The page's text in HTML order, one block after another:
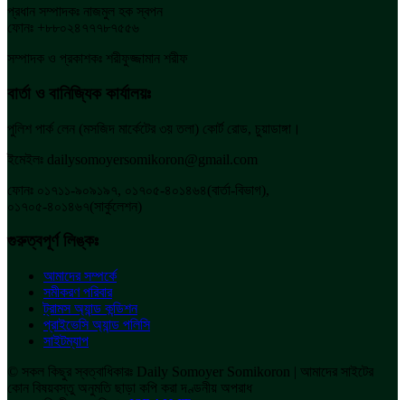
প্রধান সম্পাদকঃ নাজমুল হক স্বপন
ফোনঃ +৮৮০২৪৭৭৭৮৭৫৫৬
সম্পাদক ও প্রকাশকঃ শরীফুজ্জামান শরীফ
বার্তা ও বানিজ্যিক কার্যালয়ঃ
পুলিশ পার্ক লেন (মসজিদ মার্কেটের ৩য় তলা) কোর্ট রোড, চুয়াডাঙ্গা।
ইমেইলঃ dailysomoyersomikoron@gmail.com
ফোনঃ ০১৭১১-৯০৯১৯৭, ০১৭০৫-৪০১৪৬৪(বার্তা-বিভাগ),
০১৭০৫-৪০১৪৬৭(সার্কুলেশন)
গুরুত্বপূর্ণ লিঙ্কঃ
আমাদের সম্পর্কে
সমীকরণ পরিবার
ট্রামস অ্যান্ড কন্ডিশন
প্রাইভেসি অ্যান্ড পলিসি
সাইটম্যাপ
© সকল কিছুর স্বত্বাধিকারঃ Daily Somoyer Somikoron | আমাদের সাইটের
কোন বিষয়বস্তু অনুমতি ছাড়া কপি করা দণ্ডনীয় অপরাধ